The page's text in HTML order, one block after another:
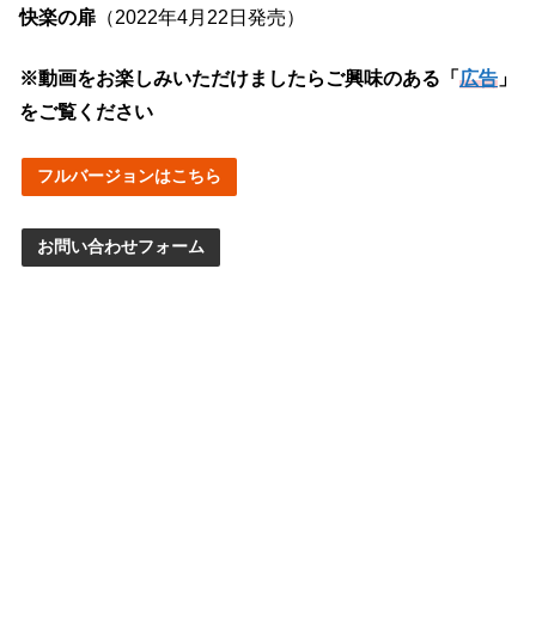
快楽の扉 （2022年4月22日発売）
※動画をお楽しみいただけましたらご興味のある「 広告 」
をご覧ください
フルバージョンはこちら
お問い合わせフォーム